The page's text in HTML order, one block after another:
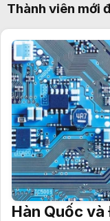
Thành viên mới
Hàn Quốc